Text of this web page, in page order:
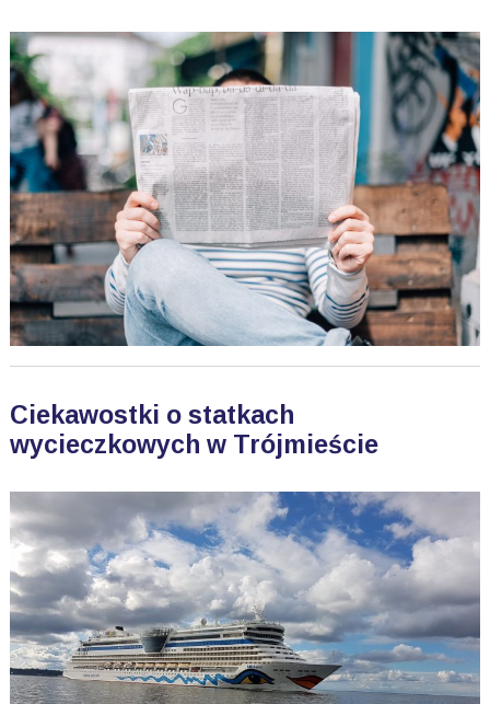
Ciekawostki o statkach
wycieczkowych w Trójmieście